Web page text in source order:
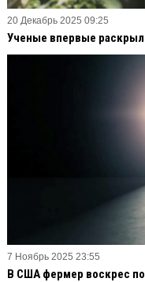
20 Декабрь 2025 09:25
Ученые впервые
7 Ноябрь 2025 23:55
В США фермер воскрес